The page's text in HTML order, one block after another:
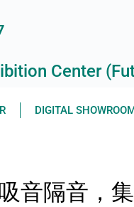
Center
DIGITAL
音隔音，